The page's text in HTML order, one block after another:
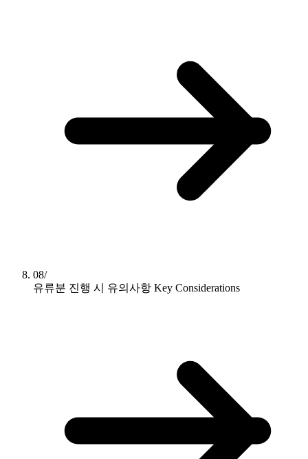
08/
유류분 진행 시 유의사항 Key Considerations